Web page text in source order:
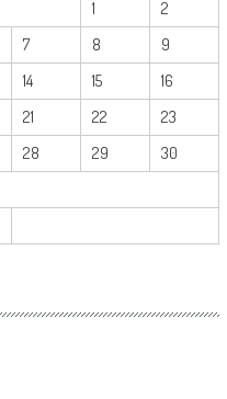
1
2
7 8
9
14 15
16
21 22
23
28 29
30